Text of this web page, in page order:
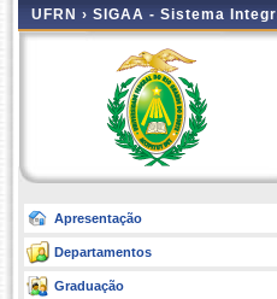
UFRN › SIGAA - Sistema
Apresentação
Departamentos
Graduação